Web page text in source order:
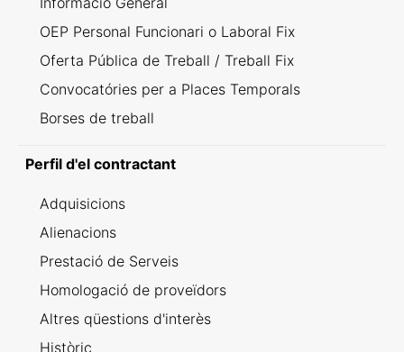
OEP Personal Funcionari o Laboral Fix
Oferta Pública de Treball / Treball Fix
Convocatóries per a Places Temporals
Borses de treball
Perfil d'el contractant
Adquisicions
Alienacions
Prestació de Serveis
Homologació de proveïdors
Altres qüestions d'interès
Històric